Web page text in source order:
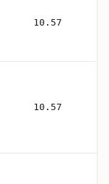
10.57
10.57